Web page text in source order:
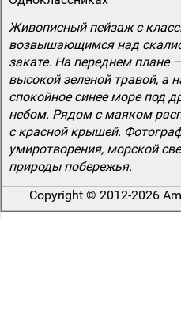
Живописный пейзаж с
возвышающимся над
закате. На переднем плане
высокой зеленой травой, а
спокойное синее море под
небом. Рядом с маяком
с красной крышей.
умиротворения, морской
природы побережья.
Copyright © 2012-2026